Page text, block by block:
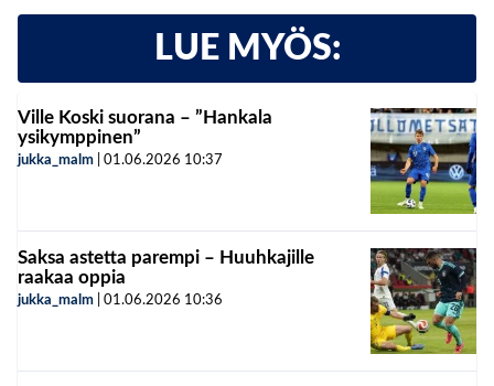
LUE MYÖS:
Ville Koski suorana – ”Hankala
ysikymppinen”
jukka_malm 01.06.2026 10:37
Saksa astetta parempi – Huuhkajille
raakaa oppia
jukka_malm 01.06.2026 10:36